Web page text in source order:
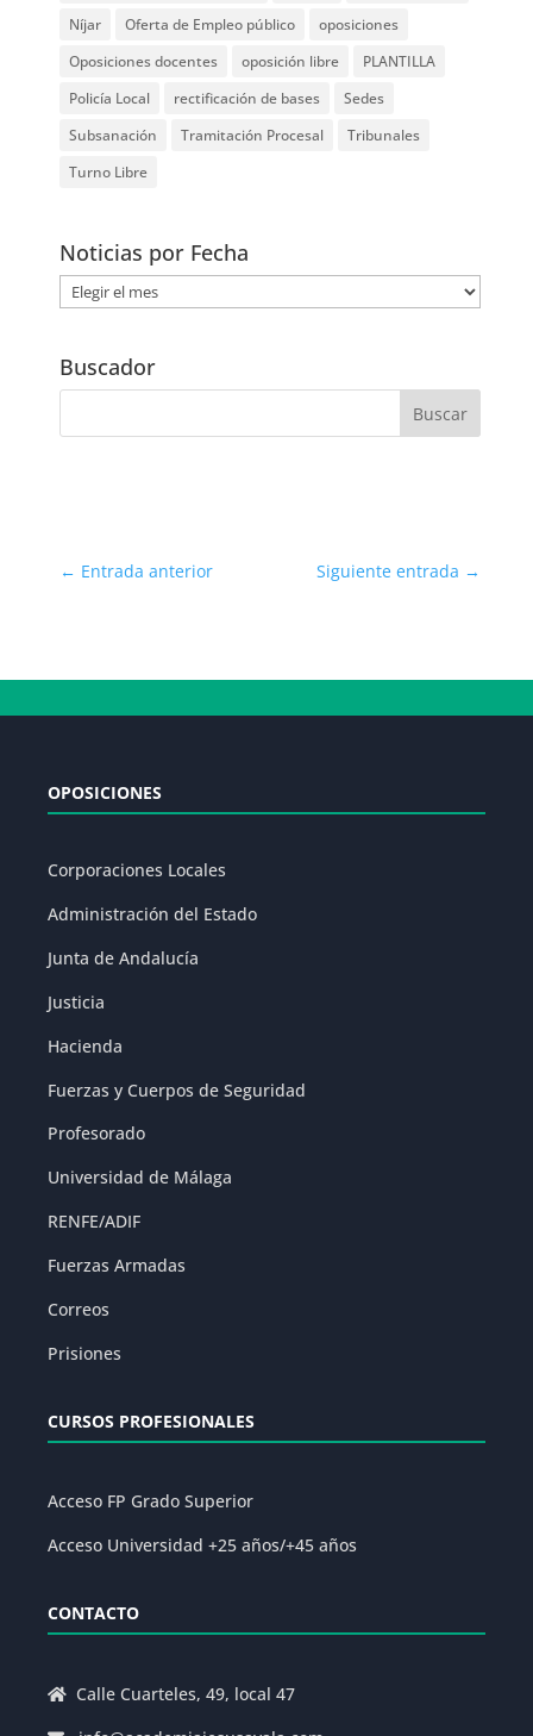
Níjar
Oferta de Empleo público
oposiciones
Oposiciones docentes
oposición libre
PLANTILLA
Policía Local
rectificación de bases
Sedes
Subsanación
Tramitación Procesal
Tribunales
Turno Libre
Noticias por Fecha
Noticias
por
Buscador
← Entrada anterior Siguiente entrada →
OPOSICIONES
Corporaciones Locales
Administración del Estado
Junta de Andalucía
Justicia
Hacienda
Fuerzas y Cuerpos de Seguridad
Profesorado
Universidad de Málaga
RENFE/ADIF
Fuerzas Armadas
Correos
Prisiones
CURSOS PROFESIONALES
Acceso FP Grado Superior
Acceso Universidad +25 años/+45 años
CONTACTO
Calle Cuarteles, 49, local 47